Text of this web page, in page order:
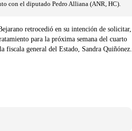
con el diputado Pedro Alliana (ANR, HC).
retrocedió en su intención de solicitar,
para la próxima semana del cuarto
general del Estado, Sandra Quiñónez.